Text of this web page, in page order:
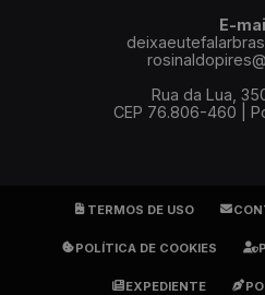
E-
Rua da Lua,
CEP 76.806-460 |
TERMOS DE USO
POLÍTICA DE COOKIES
EXPEDIENTE